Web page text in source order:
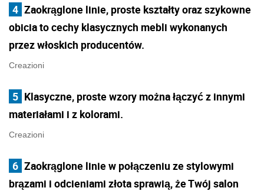
4 Zaokrąglone linie, proste kształty oraz szykowne
obicia to cechy klasycznych mebli wykonanych
przez włoskich producentów.
Creazioni
5 Klasyczne, proste wzory można łączyć z innymi
materiałami i z kolorami.
Creazioni
6 Zaokrąglone linie w połączeniu ze stylowymi
brązami i odcieniami złota sprawią, że Twój salon